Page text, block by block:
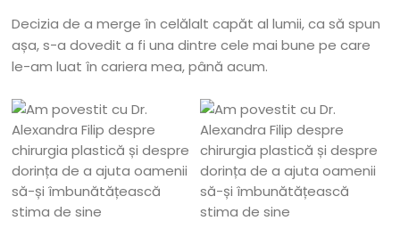
Decizia de a merge în celălalt capăt al lumii, ca să spun
așa, s-a dovedit a fi una dintre cele mai bune pe care
le-am luat în cariera mea, până acum.